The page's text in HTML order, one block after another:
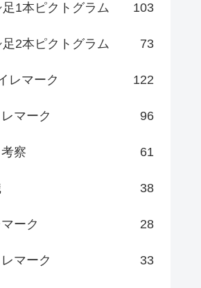
1本ピクトグラム 103
2本ピクトグラム 73
レマーク 122
マーク 96
察 61
38
ーク 28
マーク 33